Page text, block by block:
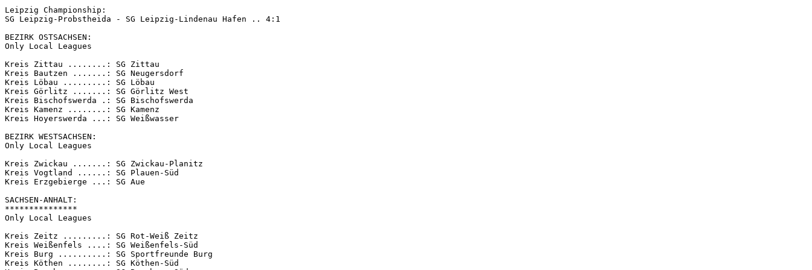
Leipzig Championship:
SG Leipzig-Probstheida - SG Leipzig-Lindenau Hafen .. 4:1
BEZIRK OSTSACHSEN:
Only Local Leagues
Kreis Zittau ........: SG Zittau
Kreis Bautzen .......: SG Neugersdorf
Kreis Löbau .........: SG Löbau
Kreis Görlitz .......: SG Görlitz West
Kreis Bischofswerda .: SG Bischofswerda
Kreis Kamenz ........: SG Kamenz
Kreis Hoyerswerda ...: SG Weißwasser
BEZIRK WESTSACHSEN:
Only Local Leagues
Kreis Zwickau .......: SG Zwickau-Planitz
Kreis Vogtland ......: SG Plauen-Süd
Kreis Erzgebierge ...: SG Aue
SACHSEN-ANHALT:
***************
Only Local Leagues
Kreis Zeitz .........: SG Rot-Weiß Zeitz
Kreis Weißenfels ....: SG Weißenfels-Süd
Kreis Burg ..........: SG Sportfreunde Burg
Kreis Köthen ........: SG Köthen-Süd